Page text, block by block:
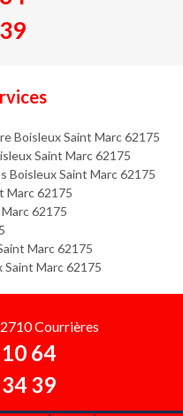
Boisleux Saint Marc 62175
Saint Marc 62175
Boisleux Saint Marc 62175
Marc 62175
62175
Marc 62175
Marc 62175
Courrières
64
39